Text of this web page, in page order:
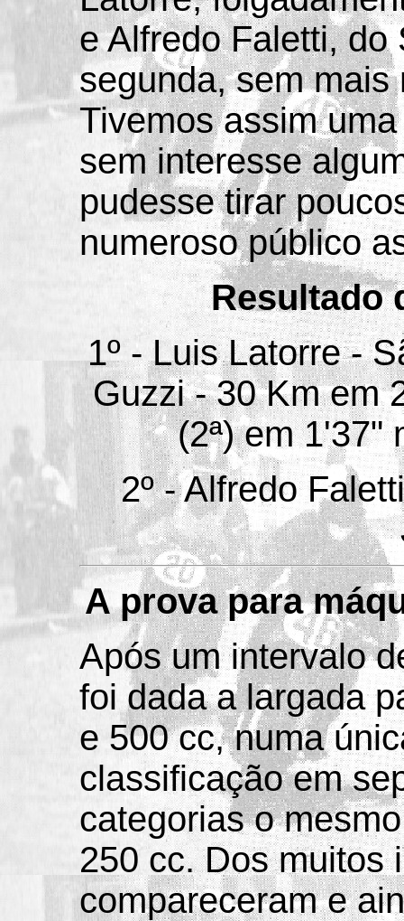
e Alfredo Faletti,
segunda, sem mais
Tivemos assim
sem interesse
pudesse tirar
numeroso público
Resultado
1º - Luis Latorre -
Guzzi - 30 Km em
(2ª) em 1'37"
2º - Alfredo
A prova para
Após um intervalo
foi dada a largada
e 500 cc, numa
classificação em
categorias o
250 cc. Dos muitos
compareceram e